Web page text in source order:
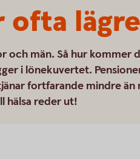
och män. Så hur kommer
i lönekuvertet.
fortfarande mindre än
hälsa reder ut!